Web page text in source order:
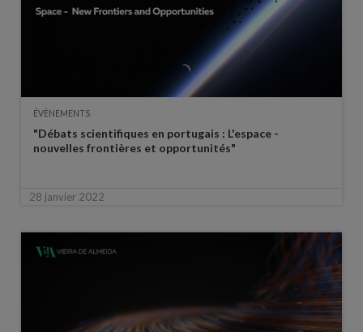
ÉVÈNEMENTS
"Débats scientifiques en portugais : L'espace -
nouvelles frontières et opportunités"
28 janvier 2022